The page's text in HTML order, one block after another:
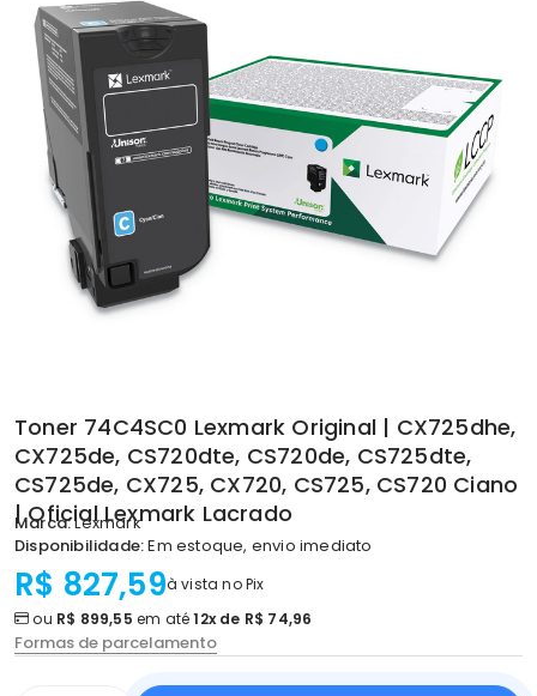
Toner 74C4SC0 Lexmark Original | CX725dhe,
CX725de, CS720dte, CS720de, CS725dte,
CS725de, CX725, CX720, CS725, CS720 Ciano
| Oficial Lexmark Lacrado
Marca:Lexmark
Disponibilidade:Em estoque, envio imediato
R$ 827,59à vista no Pix
ou R$ 899,55 em até12x de R$ 74,96
Formas de parcelamento